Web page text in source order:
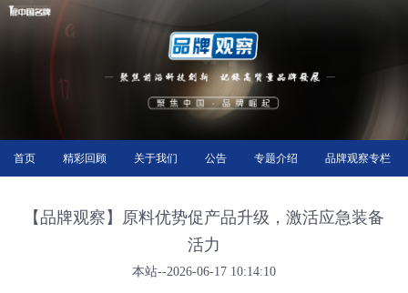
首页 精彩回顾 关于我们 公告 专题介绍 品牌观察专栏
【品牌观察】原料优势促产品升级，激活应急装备
活力
本站--2026-06-17 10:14:10